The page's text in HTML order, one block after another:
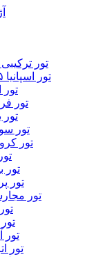
تور ترکیبی
تور اسپانیا ۱۴۰۵
تور
تور
تور
تور
تور
تور
تور
تور
تور
تور
تور